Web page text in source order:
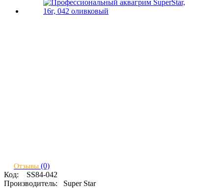
Отзывы (0)
Код: SS84-042
Производитель: Super Star